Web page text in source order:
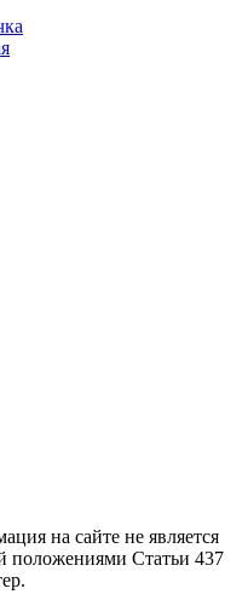
на сайте не является
положениями Статьи 437